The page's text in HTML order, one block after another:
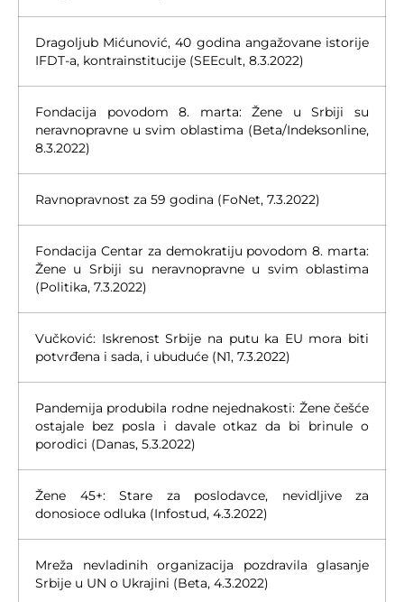
Dragoljub Mićunović, 40 godina angažovane istorije
IFDT-a, kontrainstitucije (SEEcult, 8.3.2022)
Fondacija povodom 8. marta: Žene u Srbiji su
neravnopravne u svim oblastima (Beta/Indeksonline,
8.3.2022)
Ravnopravnost za 59 godina (FoNet, 7.3.2022)
Fondacija Centar za demokratiju povodom 8. marta:
Žene u Srbiji su neravnopravne u svim oblastima
(Politika, 7.3.2022)
Vučković: Iskrenost Srbije na putu ka EU mora biti
potvrđena i sada, i ubuduće (N1, 7.3.2022)
Pandemija produbila rodne nejednakosti: Žene češće
ostajale bez posla i davale otkaz da bi brinule o
porodici (Danas, 5.3.2022)
Žene 45+: Stare za poslodavce, nevidljive za
donosioce odluka (Infostud, 4.3.2022)
Mreža nevladinih organizacija pozdravila glasanje
Srbije u UN o Ukrajini (Beta, 4.3.2022)